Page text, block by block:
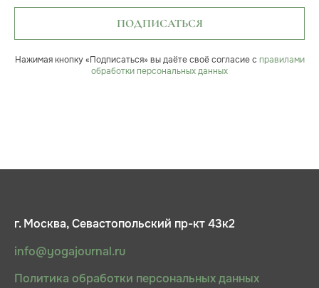
ПОДПИСАТЬСЯ
Нажимая кнопку «Подписаться» вы даёте своё согласие с правилами
обработки персональных данных
г. Москва, Севастопольский пр-кт 43к2
info@yogajournal.ru
Политика обработки персональных данных